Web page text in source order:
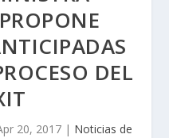
DEL
20, 2017| Noticias de